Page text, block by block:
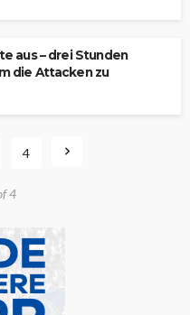
aus – drei Stunden
die Attacken zu
4
4